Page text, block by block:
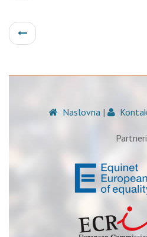
Naslovna |